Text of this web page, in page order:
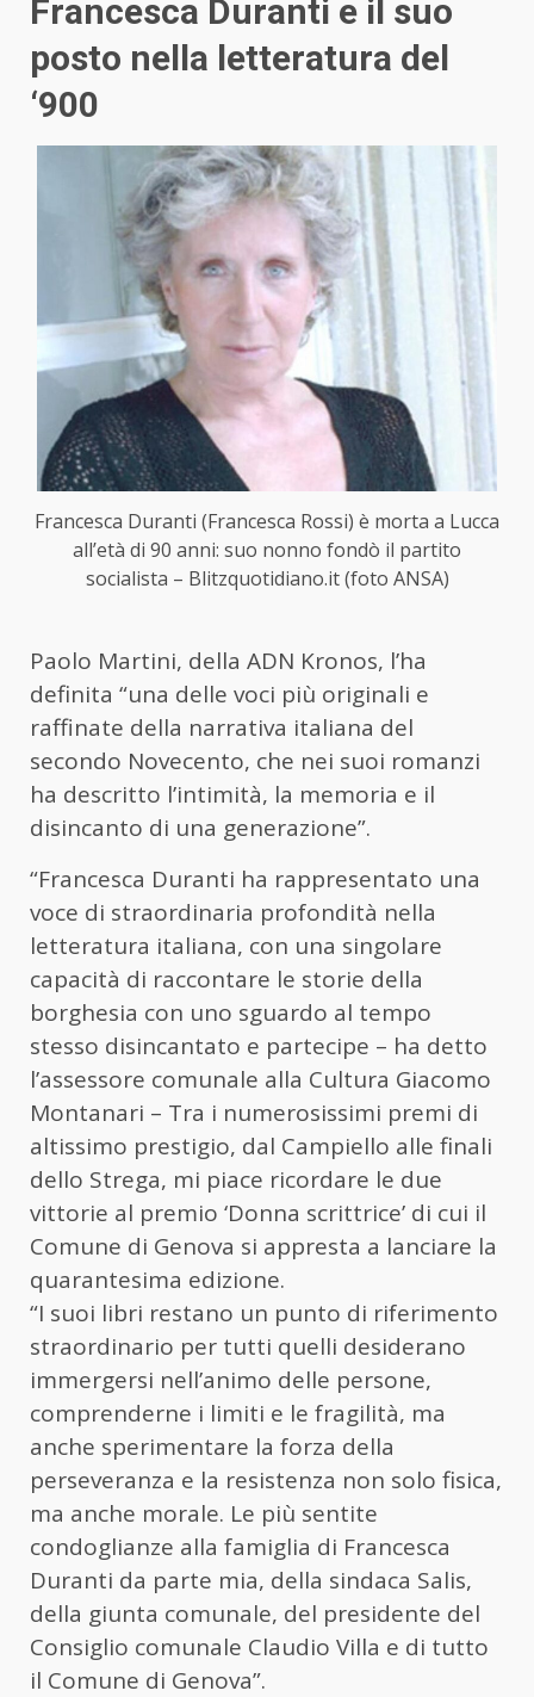
Francesca Duranti e il suo
posto nella letteratura del
‘900
Francesca Duranti (Francesca Rossi) è morta a Lucca
all’età di 90 anni: suo nonno fondò il partito
socialista – Blitzquotidiano.it (foto ANSA)
Paolo Martini, della ADN Kronos, l’ha
definita “una delle voci più originali e
raffinate della narrativa italiana del
secondo Novecento, che nei suoi romanzi
ha descritto l’intimità, la memoria e il
disincanto di una generazione”.
“Francesca Duranti ha rappresentato una
voce di straordinaria profondità nella
letteratura italiana, con una singolare
capacità di raccontare le storie della
borghesia con uno sguardo al tempo
stesso disincantato e partecipe – ha detto
l’assessore comunale alla Cultura Giacomo
Montanari – Tra i numerosissimi premi di
altissimo prestigio, dal Campiello alle finali
dello Strega, mi piace ricordare le due
vittorie al premio ‘Donna scrittrice’ di cui il
Comune di Genova si appresta a lanciare la
quarantesima edizione.
“I suoi libri restano un punto di riferimento
straordinario per tutti quelli desiderano
immergersi nell’animo delle persone,
comprenderne i limiti e le fragilità, ma
anche sperimentare la forza della
perseveranza e la resistenza non solo fisica,
ma anche morale. Le più sentite
condoglianze alla famiglia di Francesca
Duranti da parte mia, della sindaca Salis,
della giunta comunale, del presidente del
Consiglio comunale Claudio Villa e di tutto
il Comune di Genova”.